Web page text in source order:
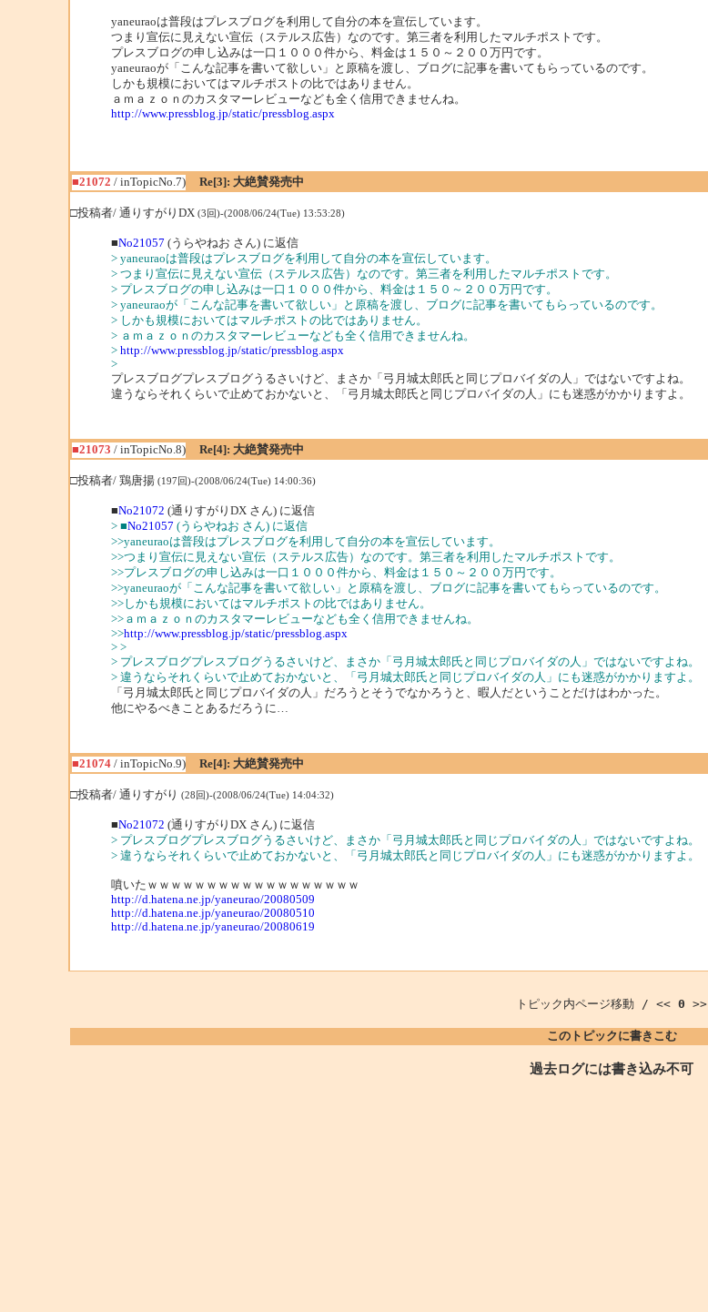
yaneuraoは普段はプレスブログを利用して自分の本を宣伝しています。
つまり宣伝に見えない宣伝（ステルス広告）なのです。第三者を利用したマルチポストです。
プレスブログの申し込みは一口１０００件から、料金は１５０～２００万円です。
yaneuraoが「こんな記事を書いて欲しい」と原稿を渡し、ブログに記事を書いてもらっているのです。
しかも規模においてはマルチポストの比ではありません。
ａｍａｚｏｎのカスタマーレビューなども全く信用できませんね。
http://www.pressblog.jp/static/pressblog.aspx
■21072 / inTopicNo.7)
Re[3]: 大絶賛発売中
□投稿者/ 通りすがりDX (3回)-(2008/06/24(Tue) 13:53:28)
■No21057 (うらやねお さん) に返信
> yaneuraoは普段はプレスブログを利用して自分の本を宣伝しています。
> つまり宣伝に見えない宣伝（ステルス広告）なのです。第三者を利用したマルチポストです。
> プレスブログの申し込みは一口１０００件から、料金は１５０～２００万円です。
> yaneuraoが「こんな記事を書いて欲しい」と原稿を渡し、ブログに記事を書いてもらっているのです。
> しかも規模においてはマルチポストの比ではありません。
> ａｍａｚｏｎのカスタマーレビューなども全く信用できませんね。
> http://www.pressblog.jp/static/pressblog.aspx
>
プレスブログプレスブログうるさいけど、まさか「弓月城太郎氏と同じプロバイダの人」ではないですよね。
違うならそれくらいで止めておかないと、「弓月城太郎氏と同じプロバイダの人」にも迷惑がかかりますよ。
■21073 / inTopicNo.8)
Re[4]: 大絶賛発売中
□投稿者/ 鶏唐揚 (197回)-(2008/06/24(Tue) 14:00:36)
■No21072 (通りすがりDX さん) に返信
> ■No21057 (うらやねお さん) に返信
>>yaneuraoは普段はプレスブログを利用して自分の本を宣伝しています。
>>つまり宣伝に見えない宣伝（ステルス広告）なのです。第三者を利用したマルチポストです。
>>プレスブログの申し込みは一口１０００件から、料金は１５０～２００万円です。
>>yaneuraoが「こんな記事を書いて欲しい」と原稿を渡し、ブログに記事を書いてもらっているのです。
>>しかも規模においてはマルチポストの比ではありません。
>>ａｍａｚｏｎのカスタマーレビューなども全く信用できませんね。
>>http://www.pressblog.jp/static/pressblog.aspx
> >
> プレスブログプレスブログうるさいけど、まさか「弓月城太郎氏と同じプロバイダの人」ではないですよね。
> 違うならそれくらいで止めておかないと、「弓月城太郎氏と同じプロバイダの人」にも迷惑がかかりますよ。
「弓月城太郎氏と同じプロバイダの人」だろうとそうでなかろうと、暇人だということだけはわかった。
他にやるべきことあるだろうに…
■21074/ inTopicNo.9)
Re[4]: 大絶賛発売中
□投稿者/ 通りすがり (28回)-(2008/06/24(Tue) 14:04:32)
■No21072 (通りすがりDX さん) に返信
> プレスブログプレスブログうるさいけど、まさか「弓月城太郎氏と同じプロバイダの人」ではないですよね。
> 違うならそれくらいで止めておかないと、「弓月城太郎氏と同じプロバイダの人」にも迷惑がかかりますよ。
噴いたｗｗｗｗｗｗｗｗｗｗｗｗｗｗｗｗｗｗ
http://d.hatena.ne.jp/yaneurao/20080509
http://d.hatena.ne.jp/yaneurao/20080510
http://d.hatena.ne.jp/yaneurao/20080619
トピック内ページ移動 / << 0 >>
このトピックに書きこむ
過去ログには書き込み不可